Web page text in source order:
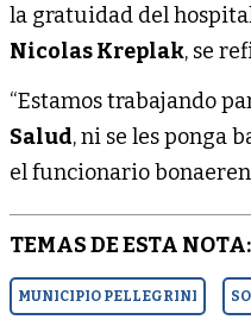
la gratuidad del
Nicolas Kreplak, se
“Estamos trabajando
Salud, ni se les ponga
el funcionario
TEMAS DE ESTA NOTA:
MUNICIPIO PELLEGRINI